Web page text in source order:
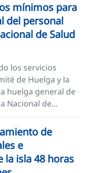
mínimos para
del personal
de Salud
los servicios
de Huelga y la
huelga general de
Nacional de...
de
e
la isla 48 horas